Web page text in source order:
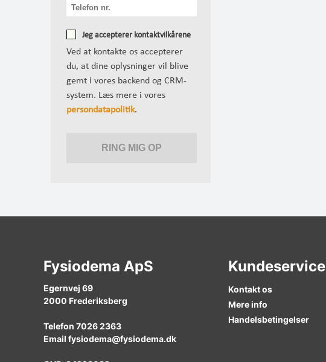
Jeg accepterer kontaktvilkårene
Ved at kontakte os accepterer
du, at dine oplysninger vil blive
gemt i vores backend og CRM-
system. Læs mere i vores
persondatapolitik.
Fysiodema ApS
Egernvej 69
2000 Frederiksberg
Telefon 7026 2363
Email fysiodema@fysiodema.dk
Kundeservice
Kontakt os
Mere info
Handelsbetingelser